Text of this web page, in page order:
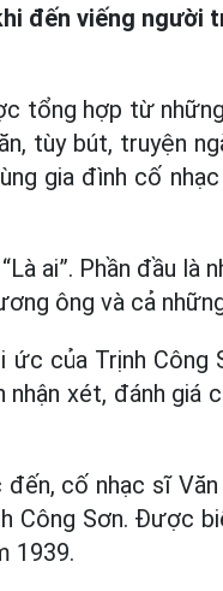
đến viếng người
tổng hợp từ
tùy bút, truyện
gia đình cố
ai”. Phần đầu
ông và cả
ức của Trịnh
xét, đánh giá
đến, cố nhạc sĩ
Sơn. Được
1939.